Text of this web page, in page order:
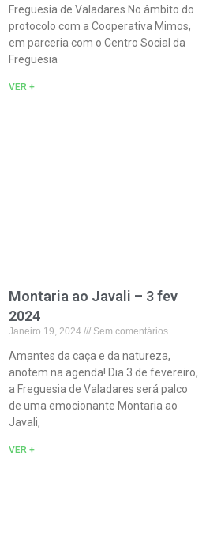
Freguesia de Valadares.No âmbito do
protocolo com a Cooperativa Mimos,
em parceria com o Centro Social da
Freguesia
VER +
Montaria ao Javali – 3 fev
2024
Janeiro 19, 2024 Sem comentários
Amantes da caça e da natureza,
anotem na agenda! Dia 3 de fevereiro,
a Freguesia de Valadares será palco
de uma emocionante Montaria ao
Javali,
VER +